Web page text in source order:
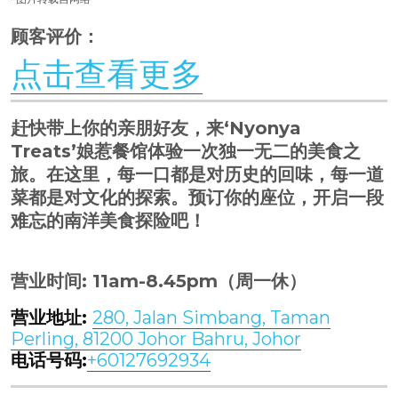
顾客评价：
点击查看更多
赶快带上你的亲朋好友，来‘Nyonya
Treats’娘惹餐馆体验一次独一无二的美食之
旅。在这里，每一口都是对历史的回味，每一道
菜都是对文化的探索。预订你的座位，开启一段
难忘的南洋美食探险吧！
营业时间: 11am-8.45pm（周一休）
营业地址: 280, Jalan Simbang, Taman
Perling, 81200 Johor Bahru, Johor
电话号码:+60127692934